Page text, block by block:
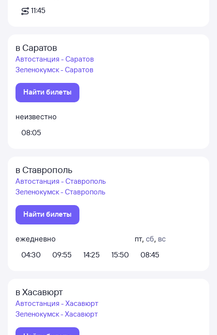
11:45
в Саратов
Автостанция - Саратов
Зеленокумск - Саратов
Найти билеты
неизвестно
08:05
в Ставрополь
Автостанция - Ставрополь
Зеленокумск - Ставрополь
Найти билеты
ежедневно
04:30
09:55 14:25 15:50
пт, сб, вс
08:45
в Хасавюрт
Автостанция - Хасавюрт
Зеленокумск - Хасавюрт